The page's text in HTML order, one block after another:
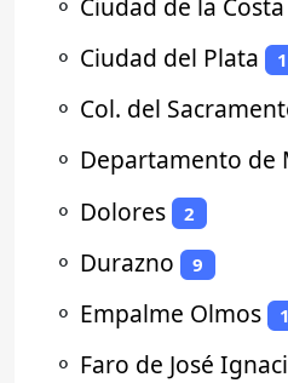
⚬ Ciudad del Plata 1
⚬ Col. del
⚬ Departamento de
⚬ Dolores 2
⚬ Durazno 9
⚬ Empalme Olmos 1
⚬ Faro de José